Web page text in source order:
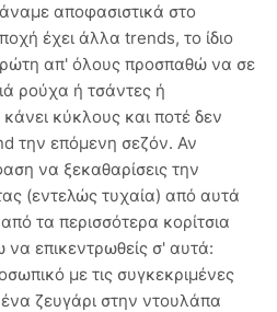
αποφασιστικά στο
έχει άλλα trends, το ίδιο
απ' όλους προσπαθώ να σε
ρούχα ή τσάντες ή
κύκλους και ποτέ δεν
την επόμενη σεζόν. Αν
να ξεκαθαρίσεις την
(εντελώς τυχαία) από αυτά
τα περισσότερα κορίτσια
επικεντρωθείς σ' αυτά:
με τις συγκεκριμένες
ζευγάρι στην ντουλάπα